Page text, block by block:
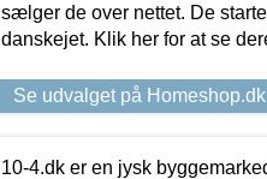
sælger de over nettet. De
danskejet. Klik her for at se
Se udvalget på Homeshop.dk
10-4.dk er en jysk